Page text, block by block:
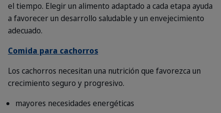
el tiempo. Elegir un alimento adaptado a cada etapa ayuda
a favorecer un desarrollo saludable y un envejecimiento
adecuado.
Comida para cachorros
Los cachorros necesitan una nutrición que favorezca un
crecimiento seguro y progresivo.
mayores necesidades energéticas